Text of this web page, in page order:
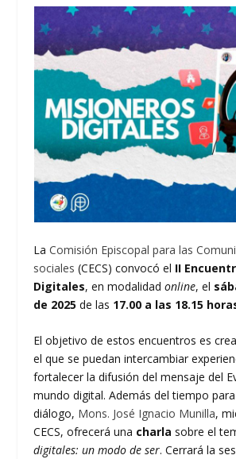
LaComisión Episcopal para las
sociales (CECS) convocó el II
Digitales, en modalidadonline, el
de 2025 de las 17.00 a las 18.15
El objetivo de estos encuentros es
el que se puedan intercambiar
fortalecer la difusión del mensaje del
mundo digital. Además del tiempo
diálogo, Mons. José Ignacio Munilla,
CECS, ofrecerá una charla sobre el
digitales: un modo de ser. Cerrará la